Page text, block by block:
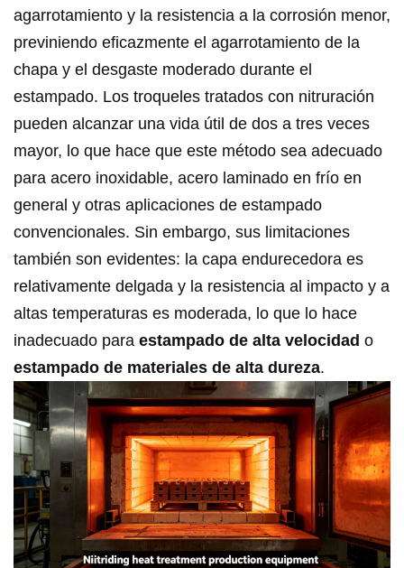
agarrotamiento y la resistencia a la corrosión menor,
previniendo eficazmente el agarrotamiento de la
chapa y el desgaste moderado durante el
estampado. Los troqueles tratados con nitruración
pueden alcanzar una vida útil de dos a tres veces
mayor, lo que hace que este método sea adecuado
para acero inoxidable, acero laminado en frío en
general y otras aplicaciones de estampado
convencionales. Sin embargo, sus limitaciones
también son evidentes: la capa endurecedora es
relativamente delgada y la resistencia al impacto y a
altas temperaturas es moderada, lo que lo hace
inadecuado para estampado de alta velocidad o
estampado de materiales de alta dureza.